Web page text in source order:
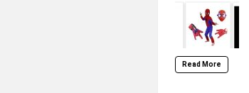
Read More